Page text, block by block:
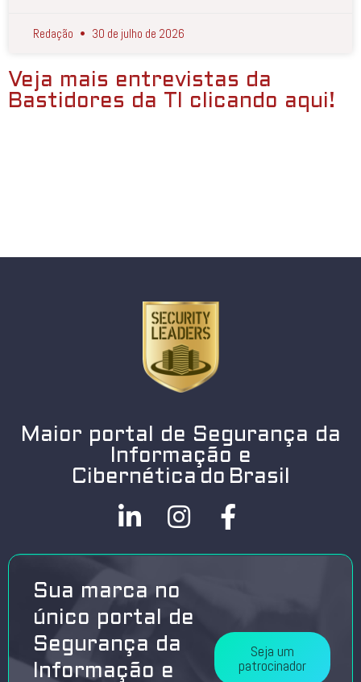
Redação 30 de julho de 2026
Veja mais entrevistas da
Bastidores da TI clicando aqui!
Maior portal de Segurança da
Informação e
Cibernética do Brasil
Sua marca no
único portal de
Segurança da
Informação e
Seja um
patrocinador